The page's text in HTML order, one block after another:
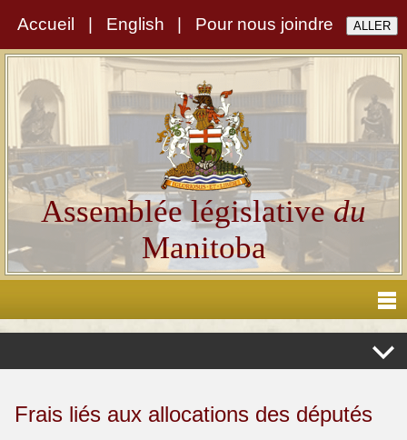
Accueil English Pour nous joindre
Assemblée législativedu
Manitoba
Frais liés aux allocations des députés